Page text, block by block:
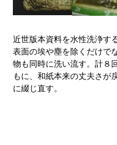
近世版本資料を水性洗浄す
表面の埃や塵を除くだけで
物も同時に洗い流す。計８
もに、和紙本来の丈夫さが
に綴じ直す。